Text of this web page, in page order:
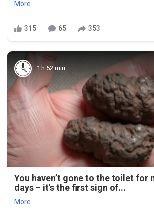
More
315 65 353
1 h 52 min
You haven’t gone to the toilet for
days – it's the first sign of...
More